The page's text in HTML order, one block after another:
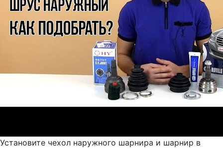
Установите чехол наружного шарнира и шарнир в